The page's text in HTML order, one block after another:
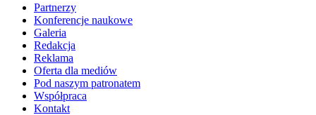
Partnerzy
Konferencje naukowe
Galeria
Redakcja
Reklama
Oferta dla mediów
Pod naszym patronatem
Współpraca
Kontakt